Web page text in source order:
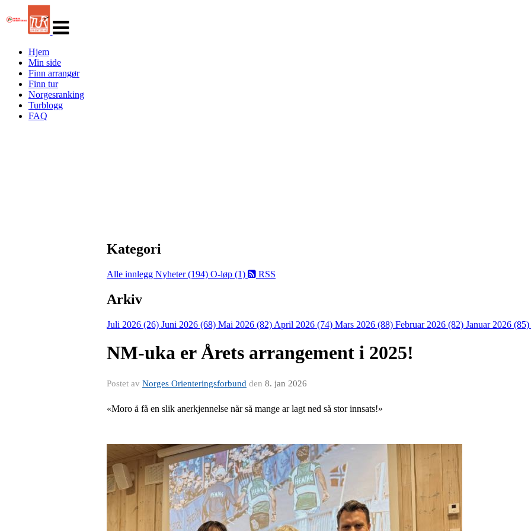
navigasjon
Hjem
Min side
Finn arrangør
Finn tur
Norgesranking
Turblogg
FAQ
Kategori
Alle innlegg Nyheter (194) O-løp (1) RSS
Arkiv
Juli 2026 (26) Juni 2026 (68) Mai 2026 (82) April 2026 (74) Mars 2026 (88) Februar 2026 (82) Januar 2026 (85)
NM-uka er Årets arrangement i 2025!
Postet av Norges Orienteringsforbund den 8. jan 2026
«Moro å få en slik anerkjennelse når så mange ar lagt ned så stor innsats!»